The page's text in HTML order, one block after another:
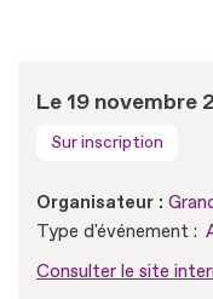
Le 19 novembre
Sur inscription
Organisateur :
Type d'événement :
Consulter le site